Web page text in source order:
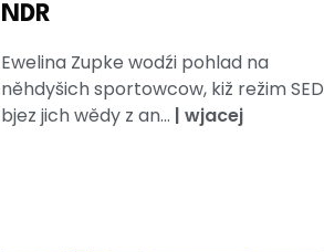
NDR
Ewelina Zupke wodźi pohlad na
něhdyšich sportowcow, kiž režim SED
bjez jich wědy z an... | wjacej